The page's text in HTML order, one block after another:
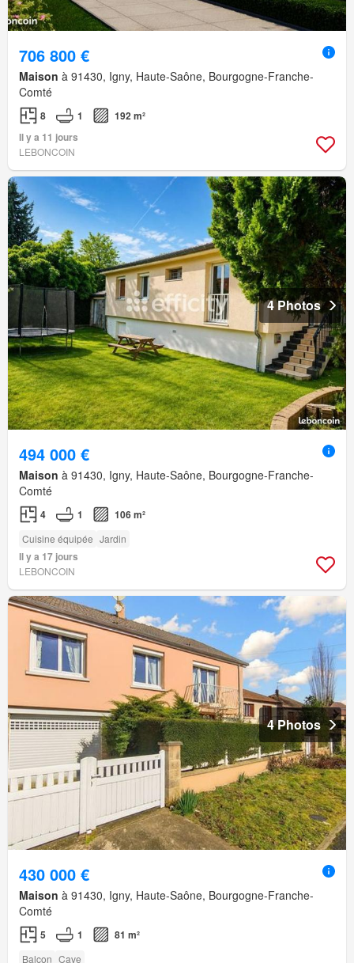
706 800 €
Maison à 91430, Igny, Haute-Saône, Bourgogne-Franche-
Comté
8 1
192 m²
Il y a 11 jours
LEBONCOIN
4 Photos
494 000 €
Maison à 91430, Igny, Haute-Saône, Bourgogne-Franche-
Comté
4 1 106 m²
Cuisine équipée Jardin
Il y a 17 jours
LEBONCOIN
4 Photos
430 000 €
Maison à 91430, Igny, Haute-Saône, Bourgogne-Franche-
Comté
5 1 81 m²
Balcon Cave